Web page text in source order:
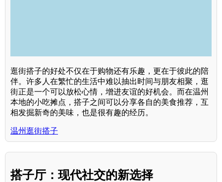
逛街搭子的好处不仅在于购物还有乐趣，更在于彼此的陪
伴。许多人在繁忙的生活中难以抽出时间与朋友相聚，逛
街正是一个可以放松心情，增进友谊的好机会。而在温州
本地的小吃摊点，搭子之间可以分享各自的美食推荐，互
相发掘新奇的美味，也是很有趣的经历。
温州逛街搭子
搭子厅：现代社交的新选择